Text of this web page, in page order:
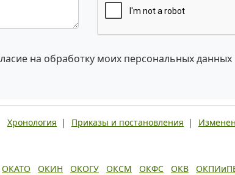
на обработку моих персональных данных
Хронология | Приказы и постановления |
ОКАТО ОКИН ОКОГУ ОКСМ ОКФС ОКВ